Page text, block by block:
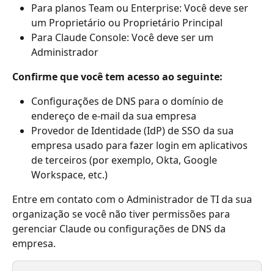
Para planos Team ou Enterprise: Você deve ser
um Proprietário ou Proprietário Principal
Para Claude Console: Você deve ser um
Administrador
Confirme que você tem acesso ao seguinte:
Configurações de DNS para o domínio de
endereço de e-mail da sua empresa
Provedor de Identidade (IdP) de SSO da sua
empresa usado para fazer login em aplicativos
de terceiros (por exemplo, Okta, Google
Workspace, etc.)
Entre em contato com o Administrador de TI da sua
organização se você não tiver permissões para
gerenciar Claude ou configurações de DNS da
empresa.